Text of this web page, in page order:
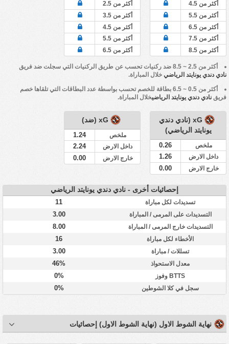
أكثر من 4.5
أكثر من 5.5
أكثر من 6.5
أكثر من 7.5
أكثر من 8.5
أكثر من 2.5
أكثر من 3.5
أكثر من 4.5
أكثر من 5.5
أكثر من 6.5
أكثر من 2.5 ~ 8.5 ضد ركنيات تحسب عن طريق الركنيات التي سجلت ضد فريق
نادي دندي يونايتد الرياضي خلال المباراة.
أكثر من 0.5 ~ 6.5 بطاقة للخصم تحسب بواسطة عدد البطاقات التي تلقاها خصم
فريق نادي دندي يونايتد الرياضيخلال المباراة.
xG (نادي دندي
يونايتد الرياضي)
ملخص 0.26
داخل الارض 1.26
خارج الارض 0.00
xG (ضد)
ملخص 1.24
داخل الارض 2.24
خارج الارض 0.00
إحصائيات أخرى - نادي دندي يونايتد الرياضي
تسديدات لكل مباراة 11
التسديدات على المرمى / المباراة 3.00
التسديدات خارج المرمى / المباراة 8.00
الأخطاء لكل مباراة 16
تسللات / مباراة 3.00
معدل الاستحواذ 46%
BTTS وفوز 0%
سجل في كلا الشوطين 0%
نهاية الشوط الاول (نهاية الشوط الاول) إحصائيات